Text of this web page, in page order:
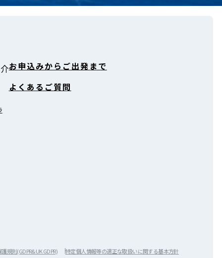
お申込みからご出発まで
よくあるご質問
規則(GDPR&UK GDPR) 特定個人情報等の適正な取扱いに関する基本方針